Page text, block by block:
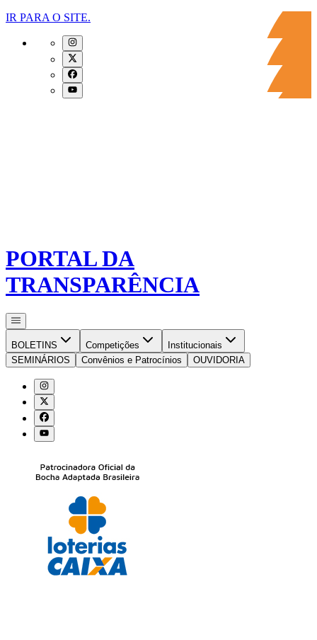
IR PARA O SITE.
PORTAL DA
TRANSPARÊNCIA
BOLETINS Competições
Institucionais
SEMINÁRIOS
Convênios e Patrocínios OUVIDORIA